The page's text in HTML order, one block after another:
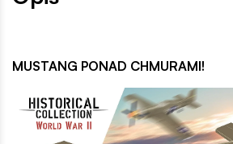
MUSTANG PONAD CHMURAMI!